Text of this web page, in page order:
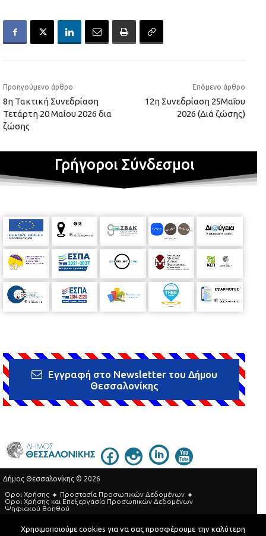
Προηγούμενο άρθρο
8η Τακτική Συνεδρίαση
Τετάρτη 20 Μαίου 2026 δια
ζώσης
Επόμενο άρθρο
12η Συνεδρίαση 25Μαΐου
2026 (Διά ζώσης)
Γρήγοροι Σύνδεσμοι
Εγγραφή στο Newsletter του Δήμου
Θεσσαλονίκης
Δήμος Θεσσαλονίκης © 2026
Όροι Χρήσης
Προστασία Προσωπικών Δεδομένων
Όροι Xρήσης και Eπεξεργασία Προσωπικών Δεδομένων
Ψηφιακού Βοηθού
Τηλεφωνικός Κατάλογος
Χρησιμοποιούμε cookies για να σας προσφέρουμε την καλύτερη